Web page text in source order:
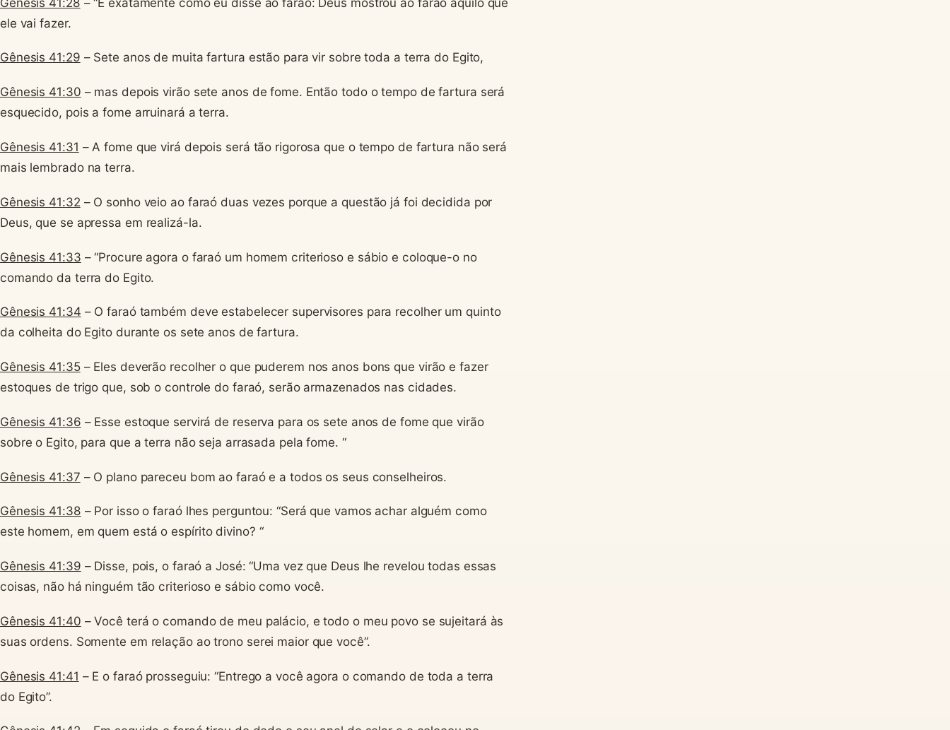
ele vai fazer.
Gênesis 41:29 – Sete anos de muita fartura estão para vir sobre toda a terra do Egito,
Gênesis 41:30 – mas depois virão sete anos de fome. Então todo o tempo de fartura será
esquecido, pois a fome arruinará a terra.
Gênesis 41:31 – A fome que virá depois será tão rigorosa que o tempo de fartura não será
mais lembrado na terra.
Gênesis 41:32 – O sonho veio ao faraó duas vezes porque a questão já foi decidida por
Deus, que se apressa em realizá-la.
Gênesis 41:33 – “Procure agora o faraó um homem criterioso e sábio e coloque-o no
comando da terra do Egito.
Gênesis 41:34 – O faraó também deve estabelecer supervisores para recolher um quinto
da colheita do Egito durante os sete anos de fartura.
Gênesis 41:35– Eles deverão recolher o que puderem nos anos bons que virão e fazer
estoques de trigo que, sob o controle do faraó, serão armazenados nas cidades.
Gênesis 41:36 – Esse estoque servirá de reserva para os sete anos de fome que virão
sobre o Egito, para que a terra não seja arrasada pela fome. “
Gênesis 41:37 – O plano pareceu bom ao faraó e a todos os seus conselheiros.
Gênesis 41:38 – Por isso o faraó lhes perguntou: “Será que vamos achar alguém como
este homem, em quem está o espírito divino? “
Gênesis 41:39 – Disse, pois, o faraó a José: “Uma vez que Deus lhe revelou todas essas
coisas, não há ninguém tão criterioso e sábio como você.
Gênesis 41:40 – Você terá o comando de meu palácio, e todo o meu povo se sujeitará às
suas ordens. Somente em relação ao trono serei maior que você”.
Gênesis 41:41 – E o faraó prosseguiu: “Entrego a você agora o comando de toda a terra
do Egito”.